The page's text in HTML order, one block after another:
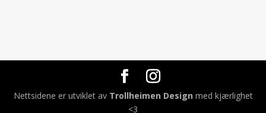
Nettsidene er utviklet av Trollheimen Design med kjærlighet
<3